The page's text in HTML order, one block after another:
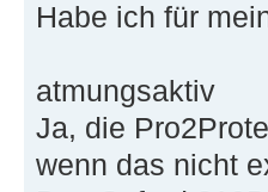
Habe ich für
atmungsaktiv
Ja, die
wenn das nicht